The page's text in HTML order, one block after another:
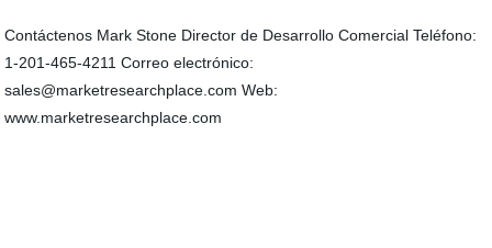
Contáctenos Mark Stone Director de Desarrollo Comercial Teléfono:
1-201-465-4211 Correo electrónico:
sales@marketresearchplace.com Web:
www.marketresearchplace.com